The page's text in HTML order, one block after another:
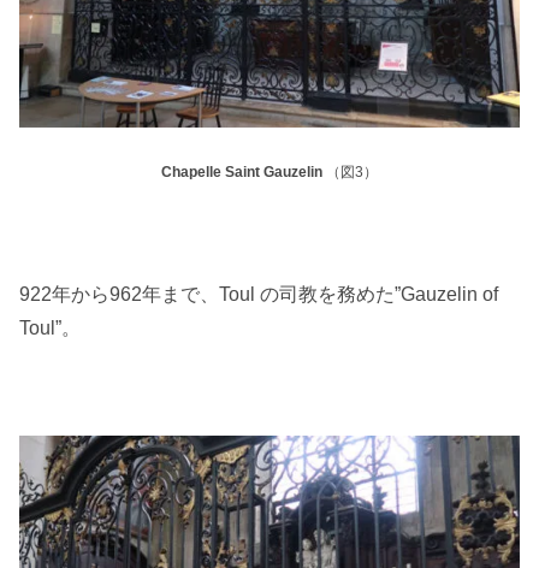
Chapelle Saint Gauzelin （図3）
922年から962年まで、Toul の司教を務めた”Gauzelin of
Toul”。